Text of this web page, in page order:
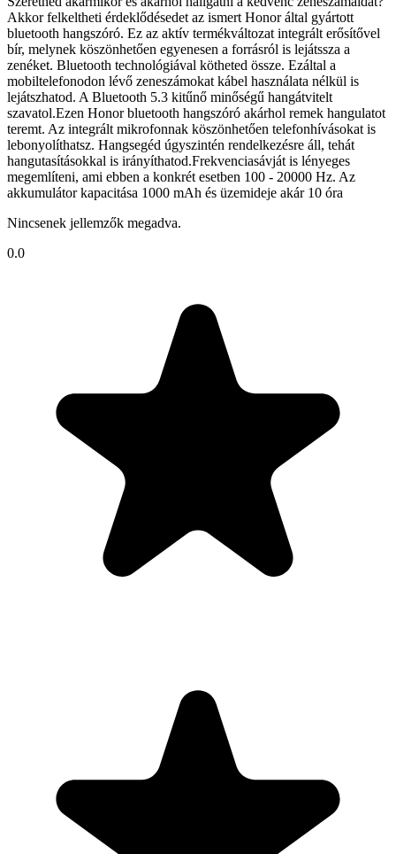
Akkor felkeltheti érdeklődésedet az ismert Honor által gyártott
bluetooth hangszóró. Ez az aktív termékváltozat integrált erősítővel
bír, melynek köszönhetően egyenesen a forrásról is lejátssza a
zenéket. Bluetooth technológiával kötheted össze. Ezáltal a
mobiltelefonodon lévő zeneszámokat kábel használata nélkül is
lejátszhatod. A Bluetooth 5.3 kitűnő minőségű hangátvitelt
szavatol.Ezen Honor bluetooth hangszóró akárhol remek hangulatot
teremt. Az integrált mikrofonnak köszönhetően telefonhívásokat is
lebonyolíthatsz. Hangsegéd úgyszintén rendelkezésre áll, tehát
hangutasításokkal is irányíthatod.Frekvenciasávját is lényeges
megemlíteni, ami ebben a konkrét esetben 100 - 20000 Hz. Az
akkumulátor kapacitása 1000 mAh és üzemideje akár 10 óra
Nincsenek jellemzők megadva.
0.0